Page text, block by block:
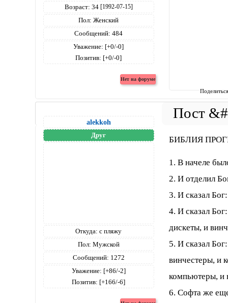
Возраст: 34 [1992-07-15]
Пол: Женский
Сообщений: 484
Уважение: [+0/-0]
Позитив: [+0/-0]
alekkoh
Друг
Откуда: с пляжу
Пол: Мужской
Сообщений: 1272
Уважение: [+86/-2]
Позитив: [+166/-6]
БИБЛИЯ
1. В начеле
2. И отделил
3. И сказал
4. И сказал
дискеты, и
5. И сказал
винчестеры, и
компьютеры, и
6. Софта же